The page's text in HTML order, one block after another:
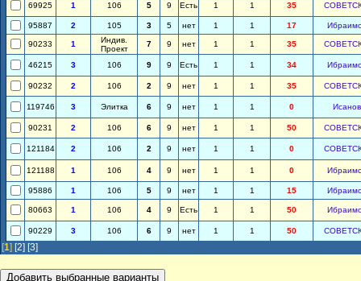
69925 1 106 5 9 Есть 1 1 35
95887 2 105 3 5 нет 1 1 17
90233 1
Индив.
Проект
7 9 нет 1 1 35
46215 3 106 9 9 Есть 1 1 34
90232 2 106 2 9 нет 1 1 35
119746 3 Элитка 6 9 нет 1 1 0
90231 2 106 6 9 нет 1 1 50
121184 2 106 2 9 нет 1 1 0
121188 1 106 4 9 нет 1 1 0
95886 1 106 5 9 нет 1 1 15
80663 1 106 4 9 Есть 1 1 50
90229 3 106 6 9 нет 1 1 50
[1] [2] [3]